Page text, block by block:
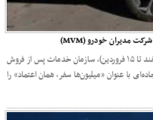
در ایام تعطیلات نوروز ۱۴۰۵ (از ۲۷ اسفند تا ۱۵ فروردین)، سازمان خدمات پس از فروش
با عنوان «میلیون‌ها سفر، همان اعتماد» را